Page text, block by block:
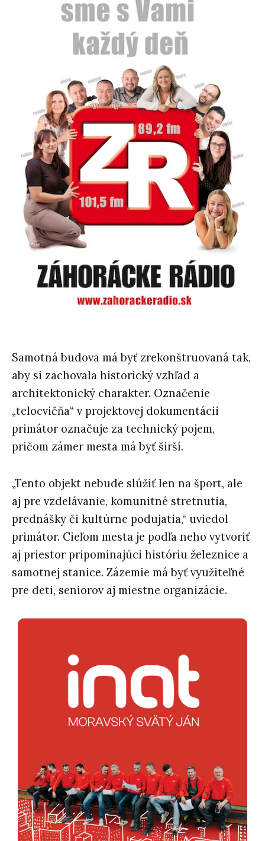
Samotná budova má byť zrekonštruovaná tak,
aby si zachovala historický vzhľad a
architektonický charakter. Označenie
„telocvičňa“ v projektovej dokumentácii
primátor označuje za technický pojem,
pričom zámer mesta má byť širší.
„Tento objekt nebude slúžiť len na šport, ale
aj pre vzdelávanie, komunitné stretnutia,
prednášky či kultúrne podujatia,“ uviedol
primátor. Cieľom mesta je podľa neho vytvoriť
aj priestor pripomínajúci históriu železnice a
samotnej stanice. Zázemie má byť využiteľné
pre deti, seniorov aj miestne organizácie.